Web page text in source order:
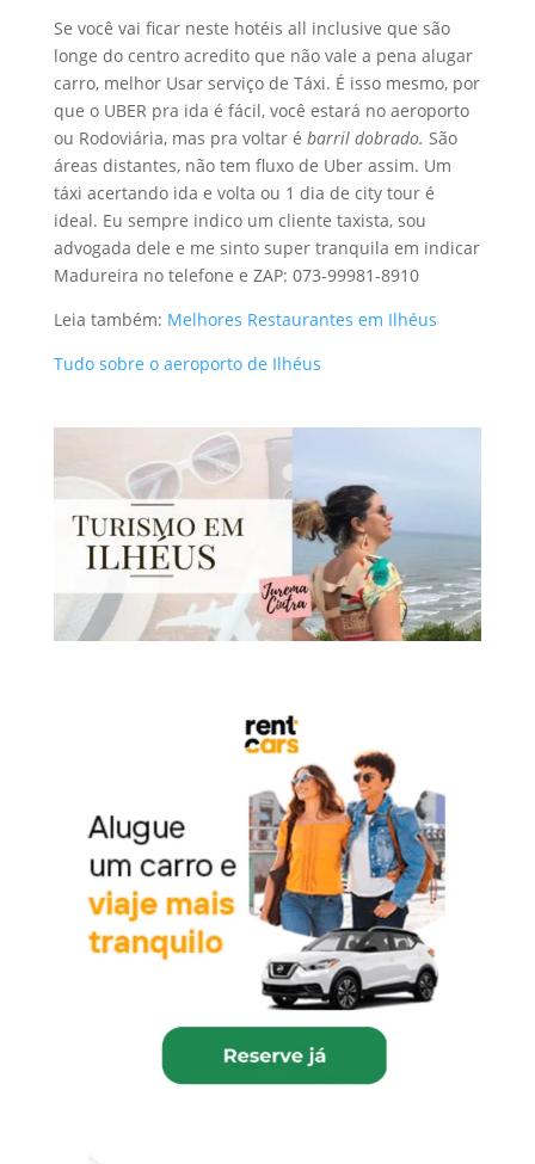
Se você vai ficar neste hotéis all inclusive que são
longe do centro acredito que não vale a pena alugar
carro, melhor Usar serviço de Táxi. É isso mesmo, por
que o UBER pra ida é fácil, você estará no aeroporto
ou Rodoviária, mas pra voltar é barril dobrado. São
áreas distantes, não tem fluxo de Uber assim. Um
táxi acertando ida e volta ou 1 dia de city tour é
ideal. Eu sempre indico um cliente taxista, sou
advogada dele e me sinto super tranquila em indicar
Madureira no telefone e ZAP: 073-99981-8910
Leia também: Melhores Restaurantes em Ilhéus
Tudo sobre o aeroporto de Ilhéus